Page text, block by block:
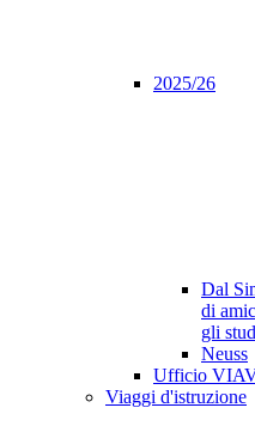
2025/26
Dal
di
gli
Neuss
Ufficio
Viaggi d'istruzione